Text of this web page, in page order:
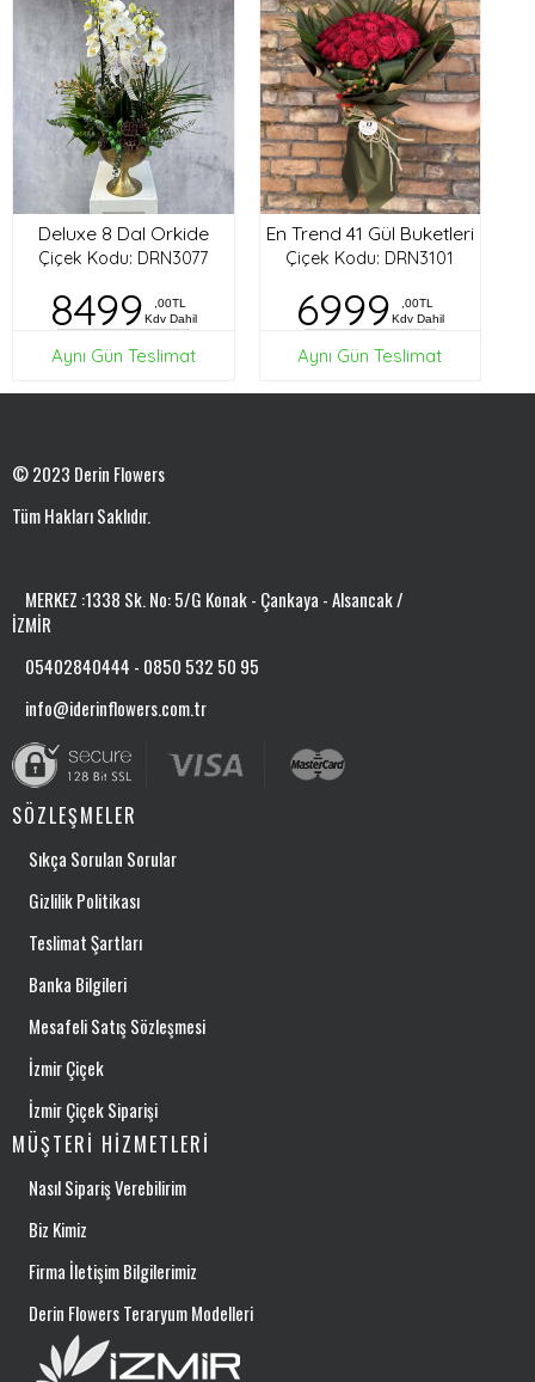
Deluxe 8 Dal Orkide
Çiçek Kodu: DRN3077
8499
,00TL
Kdv Dahil
Aynı Gün Teslimat
En Trend 41 Gül Buketleri
Çiçek Kodu: DRN3101
6999
,00TL
Kdv Dahil
Aynı Gün Teslimat
© 2023 Derin Flowers
Tüm Hakları Saklıdır.
MERKEZ :1338 Sk. No: 5/G Konak - Çankaya - Alsancak /
İZMİR
05402840444 - 0850 532 50 95
info@iderinflowers.com.tr
SÖZLEŞMELER
Sıkça Sorulan Sorular
Gizlilik Politikası
Teslimat Şartları
Banka Bilgileri
Mesafeli Satış Sözleşmesi
İzmir Çiçek
İzmir Çiçek Siparişi
MÜŞTERI HIZMETLERI
Nasıl Sipariş Verebilirim
Biz Kimiz
Firma İletişim Bilgilerimiz
Derin Flowers Teraryum Modelleri